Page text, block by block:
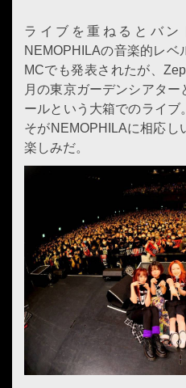
ライブを重ねるとバン
NEMOPHILAの音楽的レベ
MCでも発表されたが、
月の東京ガーデンシアタ
ールという大箱でのライブ
そがNEMOPHILAに相応し
楽しみだ。